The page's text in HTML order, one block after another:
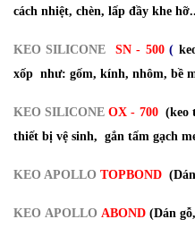
cách nhiệt, chèn, lấp đầy khe
KEO SILICONE SN - 500(
xốp như: gốm, kính, nhôm, bề
KEO SILICONE OX - 700 (keo
thiết bị vệ sinh, gắn tấm gạch
KEO APOLLO TOPBOND
KEO APOLLO ABOND (Dán